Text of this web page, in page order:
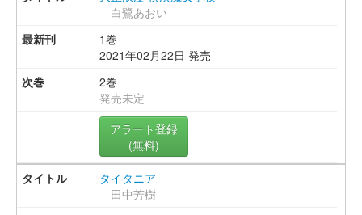
白鷺あおい
1巻
2021年02月22日 発売
2巻
発売未定
アラート登録
(無料)
タイタニア
田中芳樹